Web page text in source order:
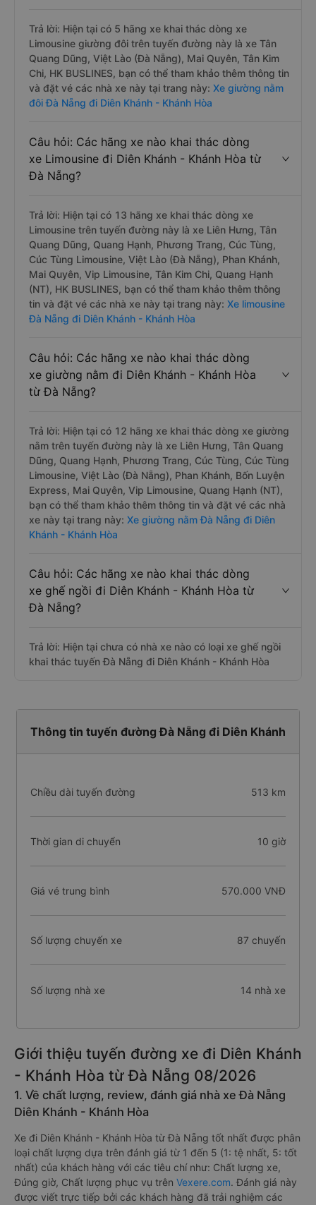
Trả lời: Hiện tại có 5 hãng xe khai thác dòng xe
Limousine giường đôi trên tuyến đường này là xe Tân
Quang Dũng, Việt Lào (Đà Nẵng), Mai Quyên, Tân Kim
Chi, HK BUSLINES, bạn có thể tham khảo thêm thông tin
và đặt vé các nhà xe này tại trang này: Xe giường nằm
đôi Đà Nẵng đi Diên Khánh - Khánh Hòa
Câu hỏi: Các hãng xe nào khai thác dòng
xe Limousine đi Diên Khánh - Khánh Hòa từ
Đà Nẵng?
Trả lời: Hiện tại có 13 hãng xe khai thác dòng xe
Limousine trên tuyến đường này là xe Liên Hưng, Tân
Quang Dũng, Quang Hạnh, Phương Trang, Cúc Tùng,
Cúc Tùng Limousine, Việt Lào (Đà Nẵng), Phan Khánh,
Mai Quyên, Vip Limousine, Tân Kim Chi, Quang Hạnh
(NT), HK BUSLINES, bạn có thể tham khảo thêm thông
tin và đặt vé các nhà xe này tại trang này: Xe limousine
Đà Nẵng đi Diên Khánh - Khánh Hòa
Câu hỏi: Các hãng xe nào khai thác dòng
xe giường nằm đi Diên Khánh - Khánh Hòa
từ Đà Nẵng?
Trả lời: Hiện tại có 12 hãng xe khai thác dòng xe giường
nằm trên tuyến đường này là xe Liên Hưng, Tân Quang
Dũng, Quang Hạnh, Phương Trang, Cúc Tùng, Cúc Tùng
Limousine, Việt Lào (Đà Nẵng), Phan Khánh, Bốn Luyện
Express, Mai Quyên, Vip Limousine, Quang Hạnh (NT),
bạn có thể tham khảo thêm thông tin và đặt vé các nhà
xe này tại trang này: Xe giường nằm Đà Nẵng đi Diên
Khánh - Khánh Hòa
Câu hỏi: Các hãng xe nào khai thác dòng
xe ghế ngồi đi Diên Khánh - Khánh Hòa từ
Đà Nẵng?
Trả lời: Hiện tại chưa có nhà xe nào có loại xe ghế ngồi
khai thác tuyến Đà Nẵng đi Diên Khánh - Khánh Hòa
Thông tin tuyến đường Đà Nẵng đi Diên Khánh
Chiều dài tuyến đường 513 km
Thời gian di chuyển 10 giờ
Giá vé trung bình 570.000 VNĐ
Số lượng chuyến xe 87 chuyến
Số lượng nhà xe 14 nhà xe
Giới thiệu tuyến đường xe đi Diên Khánh
- Khánh Hòa từ Đà Nẵng 08/2026
1. Về chất lượng, review, đánh giá nhà xe Đà Nẵng
Diên Khánh - Khánh Hòa
Xe đi Diên Khánh - Khánh Hòa từ Đà Nẵng tốt nhất được phân
loại chất lượng dựa trên đánh giá từ 1 đến 5 (1: tệ nhất, 5: tốt
nhất) của khách hàng với các tiêu chí như: Chất lượng xe,
Đúng giờ, Chất lượng phục vụ trên Vexere.com. Đánh giá này
được viết trực tiếp bởi các khách hàng đã trải nghiệm các